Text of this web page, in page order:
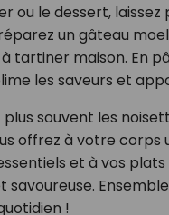
ou le dessert,
un gâteau
tartiner maison. En
les saveurs et
souvent les
offrez à votre corps
et à vos
!